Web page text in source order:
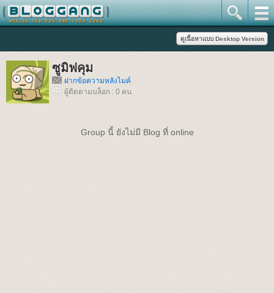
ซูมิฟคุม
ฝากข้อความหลังไมค์
ผู้ติดตามบล็อก : 0 คน
Group นี้ ยังไม่มี Blog ที่ online